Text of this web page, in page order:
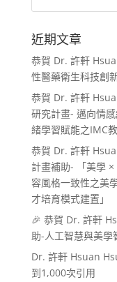
近期文章
恭賀 Dr. 許軒
性醫藥衛生科技創
恭賀 Dr. 許軒
研究計畫- 邁向情
緒學習賦能之IMC
恭賀 Dr. 許軒
計畫補助- 「美學
容風格一致性之美
才培育模式建置」
🎉 恭賀 Dr. 許軒
助-人工智慧與美學
Dr. 許軒 Hsuan
到1,000次引用